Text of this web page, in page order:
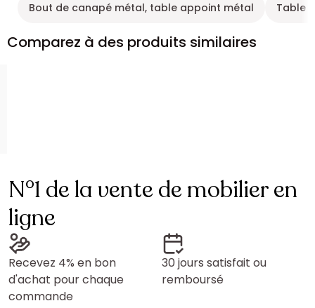
Bout de canapé métal, table appoint métal Table
Comparez à des produits similaires
N°1 de la vente de mobilier en
ligne
Recevez 4% en bon
d'achat pour chaque
commande
30 jours satisfait ou
remboursé